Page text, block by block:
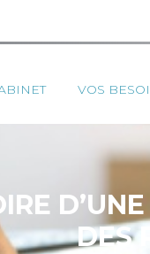
VOS
DES